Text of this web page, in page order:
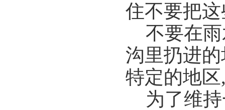
住不要把
不要在雨
沟里扔进
特定的地
为了维持